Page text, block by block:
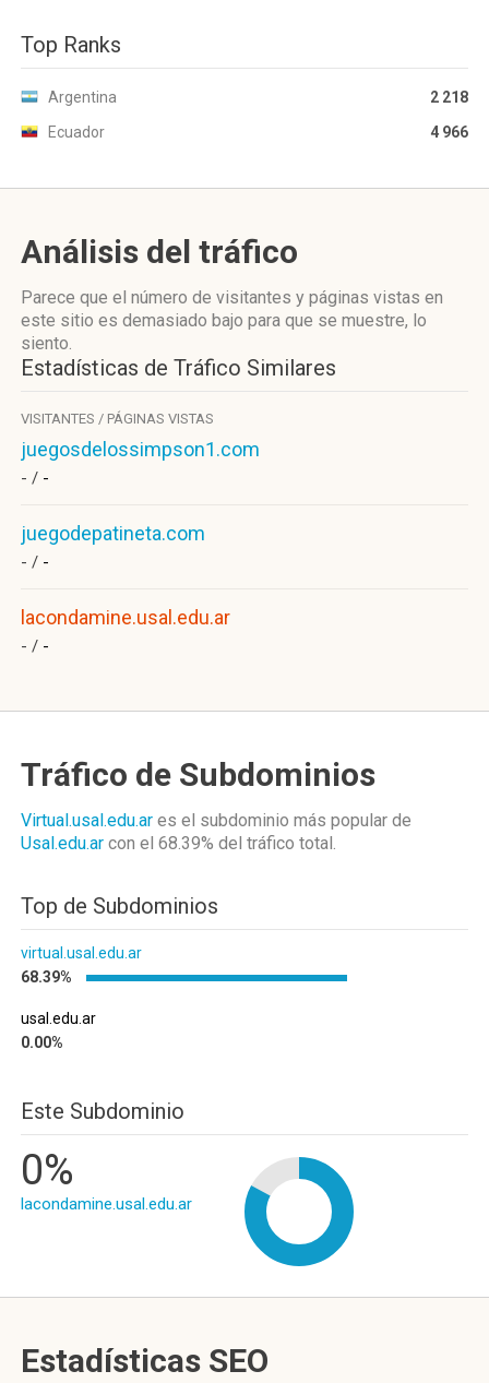
Top Ranks
Argentina
2 218
Ecuador
4 966
Análisis del tráfico
Parece que el número de visitantes y páginas vistas en
este sitio es demasiado bajo para que se muestre, lo
siento.
Estadísticas de Tráfico Similares
VISITANTES / PÁGINAS VISTAS
juegosdelossimpson1.com
- / -
juegodepatineta.com
- / -
lacondamine.usal.edu.ar
- / -
Tráfico de Subdominios
Virtual.usal.edu.ar es el subdominio más popular de
Usal.edu.ar con el 68.39% del tráfico total.
Top de Subdominios
virtual.usal.edu.ar
68.39%
usal.edu.ar
0.00%
Este Subdominio
0%
lacondamine.usal.edu.ar
Estadísticas SEO